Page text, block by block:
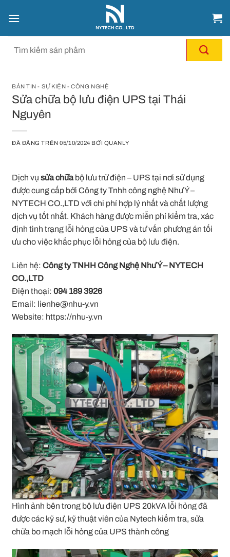
đến
BẢN TIN - SỰ KIỆN - CÔNG NGHỆ
Sửa chữa bộ lưu điện UPS tại Thái
Nguyên
ĐÃ ĐĂNG TRÊN05/10/2024 BỞI QUANLY
Dịch vụ sửa chữabộ lưu trữ điện – UPS tại nơi sử dụng
được cung cấp bởi Công ty Tnhh công nghệ Như Ý –
NYTECH CO.,LTD với chi phí hợp lý nhất và chất lượng
dịch vụ tốt nhất. Khách hàng được miễn phí kiểm tra, xác
định tình trạng lỗi hỏng của UPS và tư vấn phương án tối
ưu cho việc khắc phục lỗi hỏng của bộ lưu điện.
Liên hệ: Công ty TNHH Công Nghệ Như Ý – NYTECH
CO.,LTD
Điện thoại: 094 189 3926
Email: lienhe@nhu-y.vn
Website: https://nhu-y.vn
Hình ảnh bên trong bộ lưu điện UPS 20kVA lỗi hỏng đã
được các kỹ sư, kỹ thuật viên của Nytech kiểm tra, sửa
chữa bo mạch lỗi hỏng của UPS thành công